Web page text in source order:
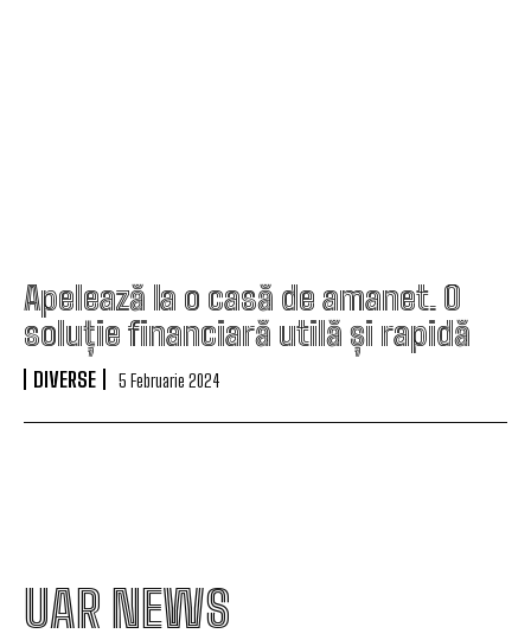
Apelează la o casă de amanet. O
soluție financiară utilă și rapidă
DIVERSE 5 Februarie 2024
UAR NEWS